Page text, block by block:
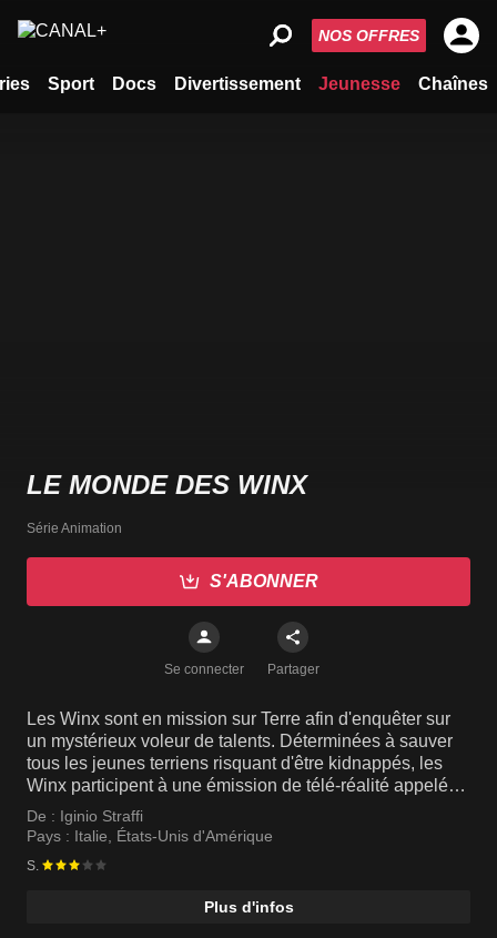
Sport Docs Divertissement Jeunesse Chaînes
NOS OFFRES
LE MONDE DES WINX
Série Animation
S'ABONNER
Se connecter Partager
Les Winx sont en mission sur Terre afin d'enquêter sur
un mystérieux voleur de talents. Déterminées à sauver
tous les jeunes terriens risquant d'être kidnappés, les
Winx participent à une émission de télé-réalité appelée
WOW!, en tant que découvreuses de talents.
De : Iginio Straffi
Pays : Italie États-Unis d'Amérique
S.
Plus d'infos